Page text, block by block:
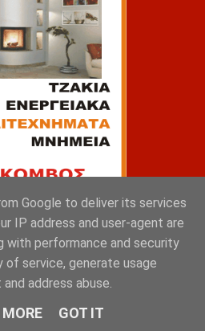
Google to deliver its services
IP address and user-agent are
with performance and security
service, generate usage
address abuse.
GOT IT